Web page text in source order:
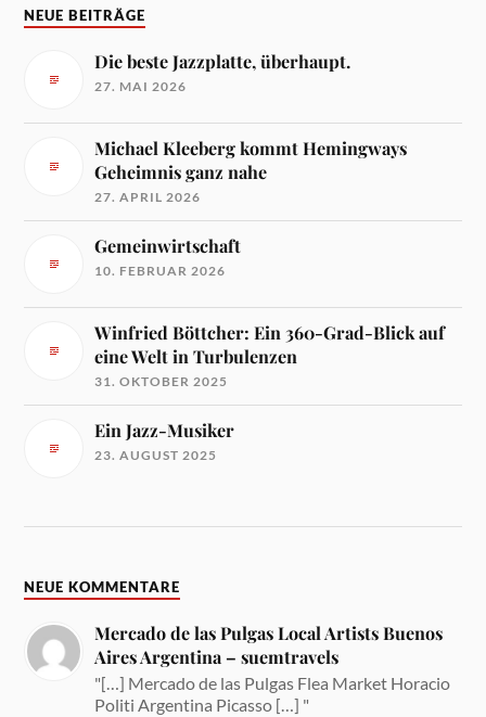
NEUE BEITRÄGE
Die beste Jazzplatte, überhaupt.
27. MAI 2026
Michael Kleeberg kommt Hemingways
Geheimnis ganz nahe
27. APRIL 2026
Gemeinwirtschaft
10. FEBRUAR 2026
Winfried Böttcher: Ein 360-Grad-Blick auf
eine Welt in Turbulenzen
31. OKTOBER 2025
Ein Jazz-Musiker
23. AUGUST 2025
NEUE KOMMENTARE
Mercado de las Pulgas Local Artists Buenos
Aires Argentina – suemtravels
"[…] Mercado de las Pulgas Flea Market Horacio
Politi Argentina Picasso […] "